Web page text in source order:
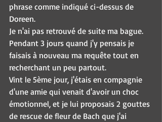
phrase comme indiqué ci-dessus de
Doreen.
Je n'ai pas retrouvé de suite ma bague.
Pendant 3 jours quand j'y pensais je
faisais à nouveau ma requête tout en
recherchant un peu partout.
Vint le 5ème jour, j'étais en compagnie
d'une amie qui venait d'avoir un choc
émotionnel, et je lui proposais 2 gouttes
de rescue de fleur de Bach que j'ai